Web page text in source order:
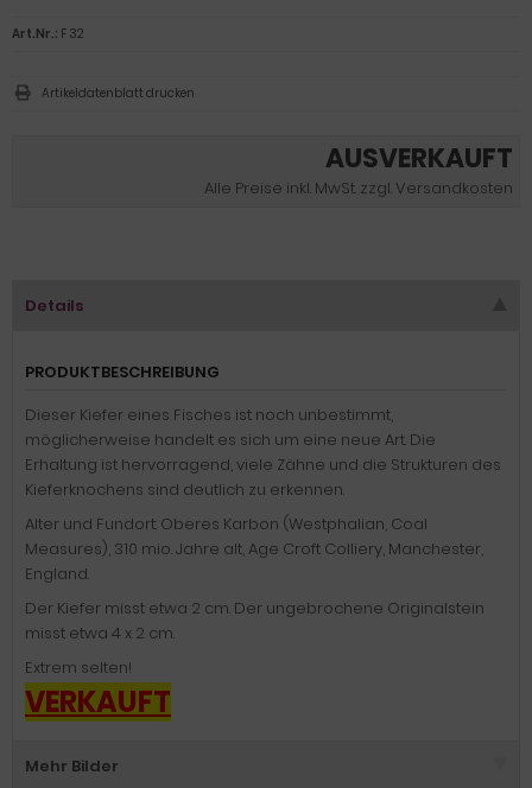
AUSVERKAUFT
Alle Preise inkl. MwSt. zzgl. Versandkosten
Art.Nr.: F 32
Artikeldatenblatt drucken
Details
PRODUKTBESCHREIBUNG
Dieser Kiefer eines Fisches ist noch unbestimmt,
möglicherweise handelt es sich um eine neue Art. Die
Erhaltung ist hervorragend, viele Zähne und die Strukturen des
Kieferknochens sind deutlich zu erkennen.
Alter und Fundort: Oberes Karbon (Westphalian, Coal
Measures), 310 mio. Jahre alt, Age Croft Colliery, Manchester,
England.
Der Kiefer misst etwa 2 cm. Der ungebrochene Originalstein
misst etwa 4 x 2 cm.
Extrem selten!
VERKAUFT
Mehr Bilder